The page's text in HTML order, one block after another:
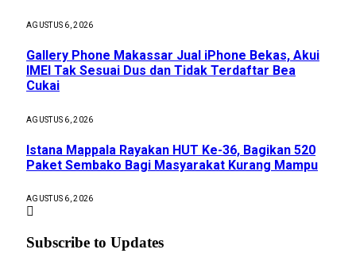
AGUSTUS 6, 2026
Gallery Phone Makassar Jual iPhone Bekas, Akui
IMEI Tak Sesuai Dus dan Tidak Terdaftar Bea
Cukai
AGUSTUS 6, 2026
Istana Mappala Rayakan HUT Ke-36, Bagikan 520
Paket Sembako Bagi Masyarakat Kurang Mampu
AGUSTUS 6, 2026
Subscribe to Updates